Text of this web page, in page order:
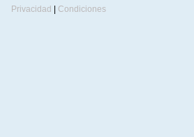
Privacidad
Condiciones